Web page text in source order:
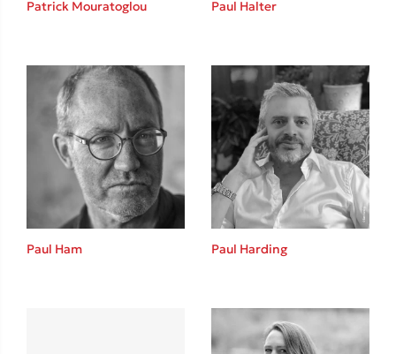
Sebastian Fitzek
Playlist
Patrick Mouratoglou Paul Halter
Paul Ham Paul Harding